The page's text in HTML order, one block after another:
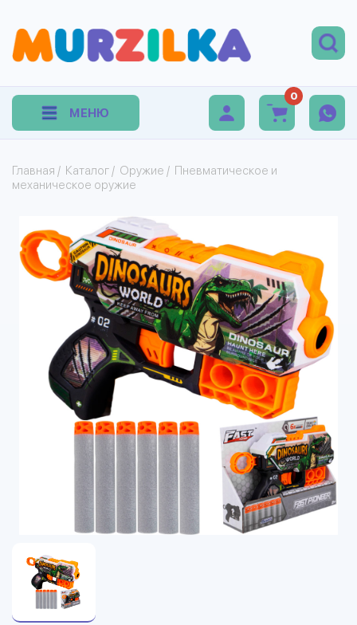
МЕНЮ
0
Главная / Каталог / Оружие / Пневматическое и
механическое оружие